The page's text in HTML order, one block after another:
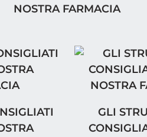
NOSTRA FARMACIA
DALLA NOSTRA
GLIGLI